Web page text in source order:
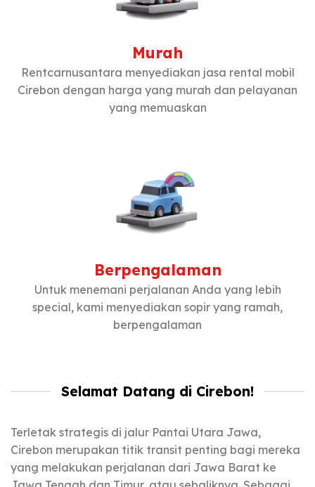
Murah
Rentcarnusantara menyediakan jasa rental mobil
Cirebon dengan harga yang murah dan pelayanan
yang memuaskan
Berpengalaman
Untuk menemani perjalanan Anda yang lebih
special, kami menyediakan sopir yang ramah,
berpengalaman
Selamat Datang di Cirebon!
Terletak strategis di jalur Pantai Utara Jawa,
Cirebon merupakan titik transit penting bagi mereka
yang melakukan perjalanan dari Jawa Barat ke